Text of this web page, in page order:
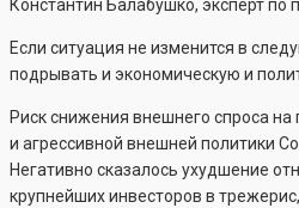
Константин Балабушко, эксперт
Если ситуация не изменится в
подрывать и экономическую и
Риск снижения внешнего спроса на
и агрессивной внешней политики
Негативно сказалось ухудшение
крупнейших инвесторов в